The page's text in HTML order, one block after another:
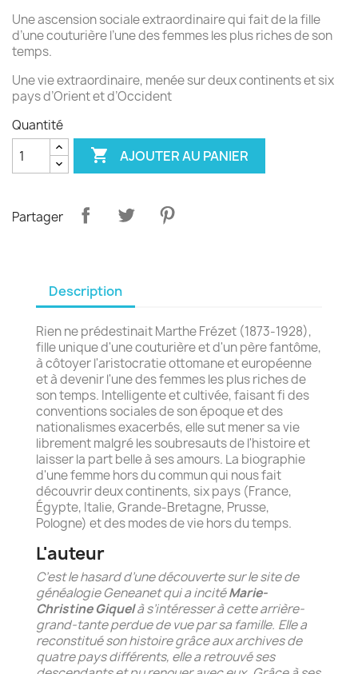
Une ascension sociale extraordinaire qui fait de la fille
d’une couturière l’une des femmes les plus riches de son
temps.
Une vie extraordinaire, menée sur deux continents et six
pays d’Orient et d’Occident
Quantité
 AJOUTER AU PANIER
Partager
Description
Rien ne prédestinait Marthe Frézet (1873-1928),
fille unique d'une couturière et d'un père fantôme,
à côtoyer l'aristocratie ottomane et européenne
et à devenir l'une des femmes les plus riches de
son temps. Intelligente et cultivée, faisant fi des
conventions sociales de son époque et des
nationalismes exacerbés, elle sut mener sa vie
librement malgré les soubresauts de l'histoire et
laisser la part belle à ses amours. La biographie
d'une femme hors du commun qui nous fait
découvrir deux continents, six pays (France,
Égypte, Italie, Grande-Bretagne, Prusse,
Pologne) et des modes de vie hors du temps.
L'auteur
C’est le hasard d’une découverte sur le site de
généalogie Geneanet qui a incitéMarie-
Christine Giquelà s’intéresser à cette arrière-
grand-tante perdue de vue par sa famille. Elle a
reconstitué son histoire grâce aux archives de
quatre pays différents, elle a retrouvé ses